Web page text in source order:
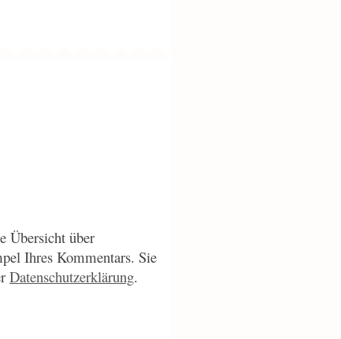
Übersicht über
Ihres Kommentars. Sie
Datenschutzerklärung.